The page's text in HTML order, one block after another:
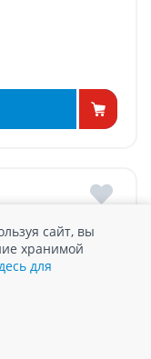
сайт, вы
хранимой
для